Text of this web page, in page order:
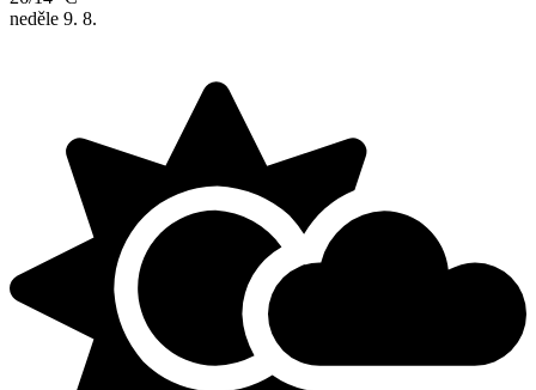
neděle 9. 8.